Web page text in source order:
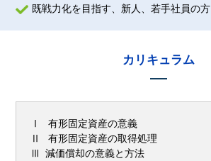
既戦力化を目指す、新人、若手社員の方
カリキュラム
Ⅰ 有形固定資産の意義
Ⅱ 有形固定資産の取得処理
Ⅲ 減価償却の意義と方法